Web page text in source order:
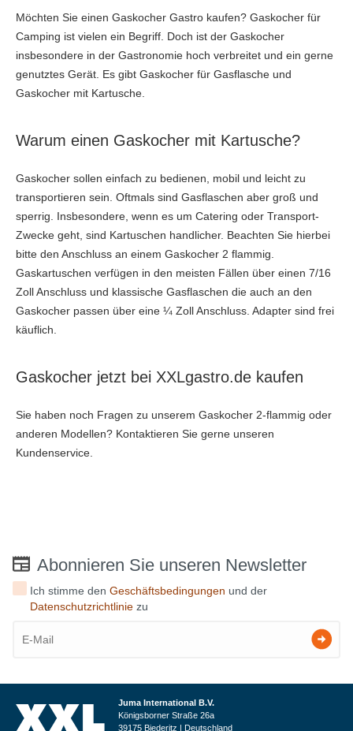
Möchten Sie einen Gaskocher Gastro kaufen? Gaskocher für
Camping ist vielen ein Begriff. Doch ist der Gaskocher
insbesondere in der Gastronomie hoch verbreitet und ein gerne
genutztes Gerät. Es gibt Gaskocher für Gasflasche und
Gaskocher mit Kartusche.
Warum einen Gaskocher mit Kartusche?
Gaskocher sollen einfach zu bedienen, mobil und leicht zu
transportieren sein. Oftmals sind Gasflaschen aber groß und
sperrig. Insbesondere, wenn es um Catering oder Transport-
Zwecke geht, sind Kartuschen handlicher. Beachten Sie hierbei
bitte den Anschluss an einem Gaskocher 2 flammig.
Gaskartuschen verfügen in den meisten Fällen über einen 7/16
Zoll Anschluss und klassische Gasflaschen die auch an den
Gaskocher passen über eine ¼ Zoll Anschluss. Adapter sind frei
käuflich.
Gaskocher jetzt bei XXLgastro.de kaufen
Sie haben noch Fragen zu unserem Gaskocher 2-flammig oder
anderen Modellen? Kontaktieren Sie gerne unseren
Kundenservice.
Abonnieren Sie unseren Newsletter
Ich stimme denGeschäftsbedingungen und der
Datenschutzrichtlinie zu
Juma International B.V.
Königsborner Straße 26a
39175 Biederitz | Deutschland